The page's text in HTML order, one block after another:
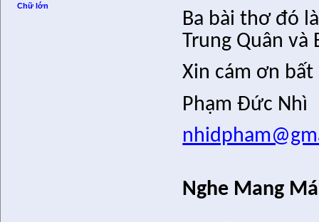
Chữ lớn
Ba bài thơ đó
Trung Quân và
Xin cám ơn
Phạm Đức Nhì
Nghe Mang